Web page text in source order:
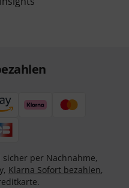
per Nachnahme,
Klarna Sofort bezahlen,